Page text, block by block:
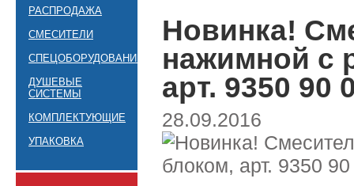
Новинка!
нажимной с
арт. 9350 90
28.09.2016
РАСПРОДАЖА
СМЕСИТЕЛИ
СПЕЦОБОРУДОВАНИЕ
ДУШЕВЫЕ
СИСТЕМЫ
КОМПЛЕКТУЮЩИЕ
УПАКОВКА